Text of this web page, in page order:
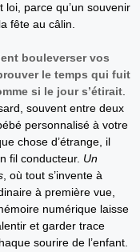
parce qu’un souvenir
fête au câlin.
bouleverser vos
le temps qui fuit
si le jour s’étirait
souvent entre deux
personnalisé à votre
chose d’étrange, il
fil conducteur. Un
, où tout s’invente à
à première vue,
numérique laisse
et garder trace
sourire de l’enfant.